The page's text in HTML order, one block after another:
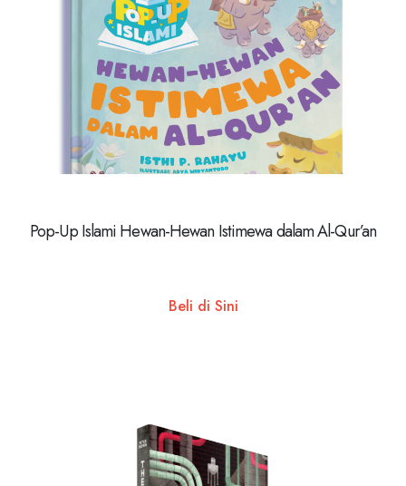
Pop-Up Islami Hewan-Hewan Istimewa dalam Al-Qur’an
Beli di Sini